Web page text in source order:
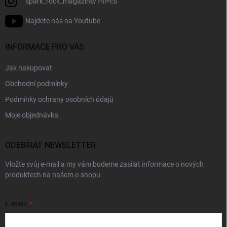
Najdete nás na Youtube
INFORMACE PRO VÁS
Jak nakupovat
Obchodní podmínky
Podmínky ochrany osobních údajů
Moje objednávka
ODEBÍRAT NEWSLETTER
Vložte svůj e-mail a my vám budeme zasílat informace o nových
produktech na našem e-shopu.
E-MAIL